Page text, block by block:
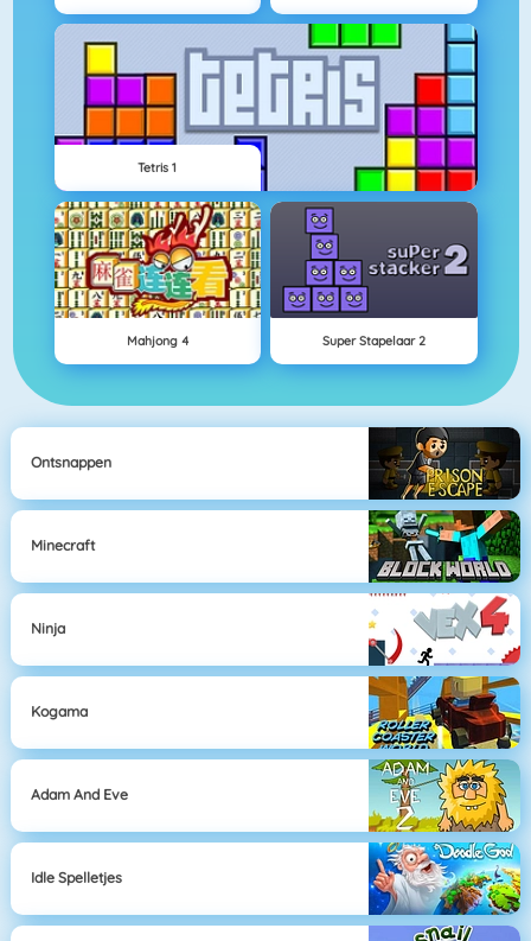
Tetris 1
Mahjong 4 Super Stapelaar 2
Ontsnappen
Minecraft
Ninja
Kogama
Adam And Eve
Idle Spelletjes